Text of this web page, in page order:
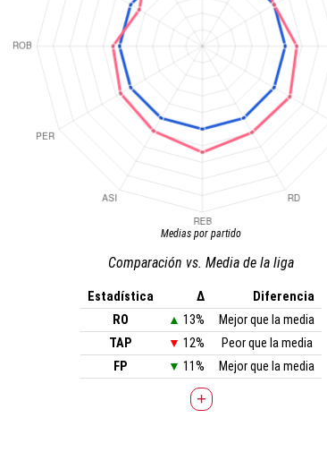
Medias por partido
Comparación vs. Media de la liga
Estadística Δ
Diferencia
RO
▲ 13%
Mejor que la media
TAP
▼ 12%
Peor que la media
FP
▼ 11% Mejor que la media
+